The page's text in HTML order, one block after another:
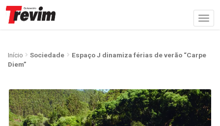
Início Sociedade
Espaço J dinamiza férias de verão “Carpe
Diem”